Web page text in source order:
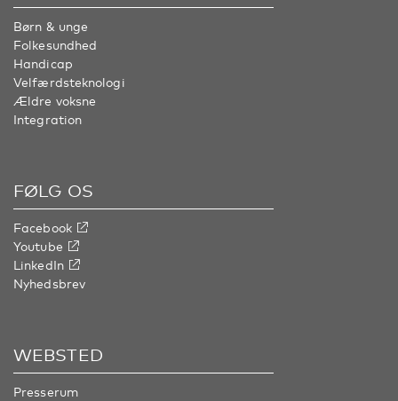
Børn & unge
Folkesundhed
Handicap
Velfærdsteknologi
Ældre voksne
Integration
FØLG OS
Facebook
Youtube
LinkedIn
Nyhedsbrev
WEBSTED
Presserum